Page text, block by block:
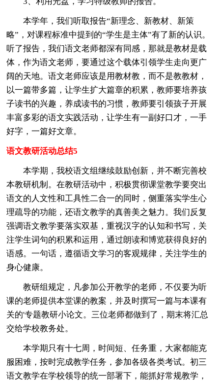
本学年，我们听取报告“新理念、新教材、新策
略”，对课程标准中提到的“学生是主体”有了新的认识。
听了报告，我们语文老师都深有同感，那就是教材是载
体，作为语文老师，要通过这个载体引领学生走向更广
阔的天地。语文老师应该是用教材教，而不是教教材，
以一篇带多篇，让学生扩大篇章的积累，教师要培养孩
子读书的兴趣，养成读书的习惯，教师要引领孩子开展
丰富多彩的语文实践活动，让学生有一副好口才，一手
好字，一篇好文章。
语文教研活动总结5
本学期，我校语文组继续鼓励创新，并不断完善校
本教研机制。在教研活动中，积极贯彻课堂教学要突出
语文的人文性和工具性二合一的同时，侧重落实学生心
理疏导的功能，还语文教学的真善美之魅力。我们反复
强调语文教学要落实双基，重视汉字的认知和书写，关
注学生词句的积累和运用，通过朗读和博览获得良好的
语感。一句话，遵循语文学习的客观规律，关注学生的
身心健康。
教研组规定，凡参加公开教学的老师，不仅要为听
课的老师提供本堂课的教案，并及时撰写一篇与本课有
关的'专题教研小论文。三位老师都做到了，期末将汇总
交给学校教务处。
本学期只有十七周，时间短、任务重，大家都能克
服困难，按时完成教学任务，参加各级各类考试。初三
语文教学在学校领导的统一部署下，能抓好常规教学，